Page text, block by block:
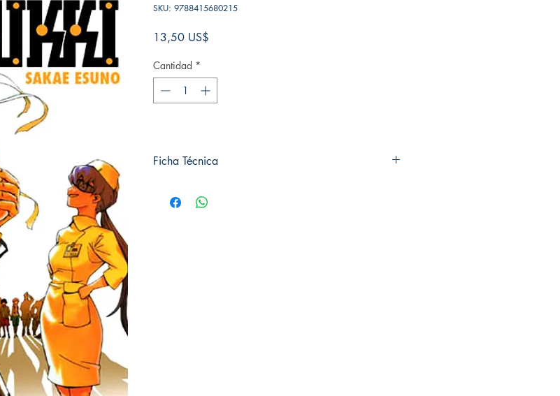
SKU: 9788415680215
13,50 US$
Cantidad *
Ficha Técnica
Editorial: IVREA